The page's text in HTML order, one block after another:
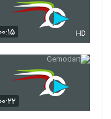
HD